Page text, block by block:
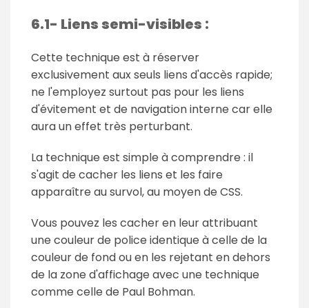
6.1- Liens semi-visibles :
Cette technique est à réserver
exclusivement aux seuls liens d'accès rapide;
ne l'employez surtout pas pour les liens
d'évitement et de navigation interne car elle
aura un effet très perturbant.
La technique est simple à comprendre : il
s'agit de cacher les liens et les faire
apparaître au survol, au moyen de CSS.
Vous pouvez les cacher en leur attribuant
une couleur de police identique à celle de la
couleur de fond ou en les rejetant en dehors
de la zone d'affichage avec une technique
comme celle de Paul Bohman.